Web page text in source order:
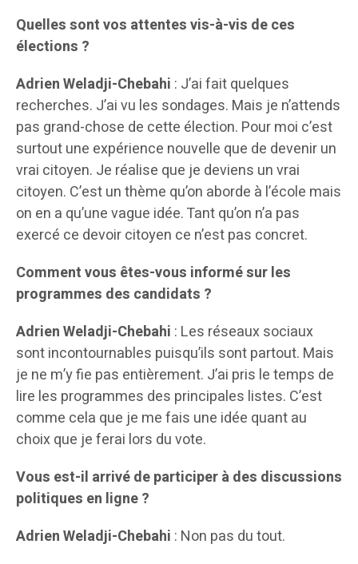
Quelles sont vos attentes vis-à-vis de ces
élections ?
Adrien Weladji-Chebahi : J’ai fait quelques
recherches. J’ai vu les sondages. Mais je n’attends
pas grand-chose de cette élection. Pour moi c’est
surtout une expérience nouvelle que de devenir un
vrai citoyen. Je réalise que je deviens un vrai
citoyen. C’est un thème qu’on aborde à l’école mais
on en a qu’une vague idée. Tant qu’on n’a pas
exercé ce devoir citoyen ce n’est pas concret.
Comment vous êtes-vous informé sur les
programmes des candidats ?
Adrien Weladji-Chebahi : Les réseaux sociaux
sont incontournables puisqu’ils sont partout. Mais
je ne m’y fie pas entièrement. J’ai pris le temps de
lire les programmes des principales listes. C’est
comme cela que je me fais une idée quant au
choix que je ferai lors du vote.
Vous est-il arrivé de participer à des discussions
politiques en ligne ?
Adrien Weladji-Chebahi : Non pas du tout.